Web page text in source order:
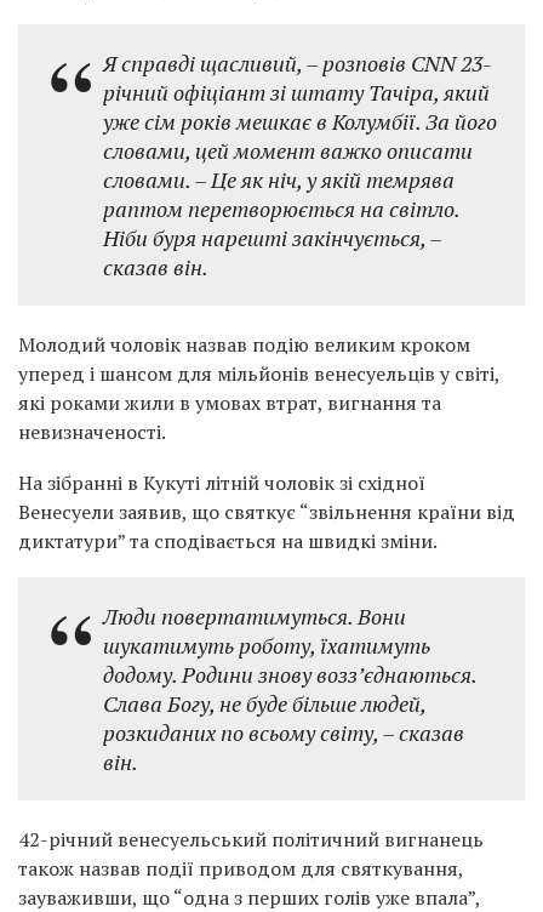
Я справді щасливий, – розповів CNN 23-
річний офіціант зі штату Тачіра, який
уже сім років мешкає в Колумбії. За його
словами, цей момент важко описати
словами. – Це як ніч, у якій темрява
раптом перетворюється на світло.
Ніби буря нарешті закінчується, –
сказав він.
Молодий чоловік назвав подію великим кроком
уперед і шансом для мільйонів венесуельців у світі,
які роками жили в умовах втрат, вигнання та
невизначеності.
На зібранні в Кукуті літній чоловік зі східної
Венесуели заявив, що святкує “звільнення країни від
диктатури” та сподівається на швидкі зміни.
Люди повертатимуться. Вони
шукатимуть роботу, їхатимуть
додому. Родини знову возз’єднаються.
Слава Богу, не буде більше людей,
розкиданих по всьому світу, – сказав
він.
42-річний венесуельський політичний вигнанець
також назвав події приводом для святкування,
зауваживши, що “одна з перших голів уже впала”,